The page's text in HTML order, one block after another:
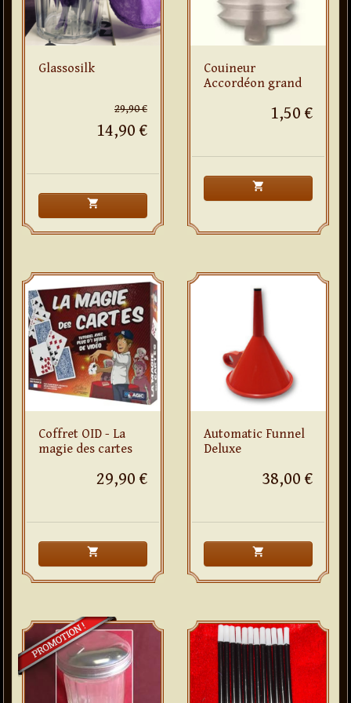
Glassosilk
29,90 €
14,90 €
shopping_cart
Couineur
Accordéon grand
1,50 €
shopping_cart
Coffret OID - La
magie des cartes
29,90 €
shopping_cart
Automatic Funnel
Deluxe
38,00 €
shopping_cart